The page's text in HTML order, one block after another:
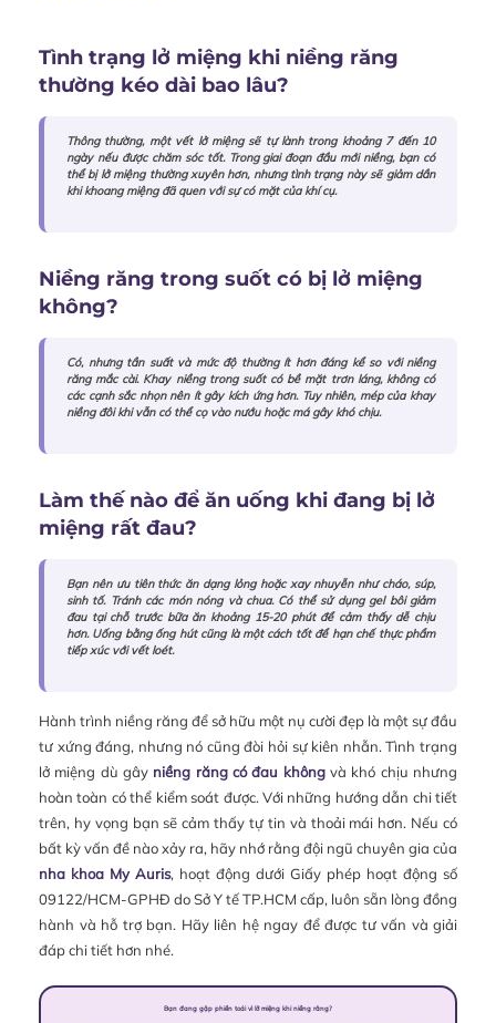
Tình trạng lở miệng khi niềng răng
thường kéo dài bao lâu?
Thông thường, một vết lở miệng sẽ tự lành trong khoảng 7 đến 10
ngày nếu được chăm sóc tốt. Trong giai đoạn đầu mới niềng, bạn có
thể bị lở miệng thường xuyên hơn, nhưng tình trạng này sẽ giảm dần
khi khoang miệng đã quen với sự có mặt của khí cụ.
Niềng răng trong suốt có bị lở miệng
không?
Có, nhưng tần suất và mức độ thường ít hơn đáng kể so với niềng
răng mắc cài. Khay niềng trong suốt có bề mặt trơn láng, không có
các cạnh sắc nhọn nên ít gây kích ứng hơn. Tuy nhiên, mép của khay
niềng đôi khi vẫn có thể cọ vào nướu hoặc má gây khó chịu.
Làm thế nào để ăn uống khi đang bị lở
miệng rất đau?
Bạn nên ưu tiên thức ăn dạng lỏng hoặc xay nhuyễn như cháo, súp,
sinh tố. Tránh các món nóng và chua. Có thể sử dụng gel bôi giảm
đau tại chỗ trước bữa ăn khoảng 15-20 phút để cảm thấy dễ chịu
hơn. Uống bằng ống hút cũng là một cách tốt để hạn chế thực phẩm
tiếp xúc với vết loét.
Hành trình niềng răng để sở hữu một nụ cười đẹp là một sự đầu
tư xứng đáng, nhưng nó cũng đòi hỏi sự kiên nhẫn. Tình trạng
lở miệng dù gây niềng răng có đau khôngvà khó chịu nhưng
hoàn toàn có thể kiểm soát được. Với những hướng dẫn chi tiết
trên, hy vọng bạn sẽ cảm thấy tự tin và thoải mái hơn. Nếu có
bất kỳ vấn đề nào xảy ra, hãy nhớ rằng đội ngũ chuyên gia của
nha khoa My Auris, hoạt động dưới Giấy phép hoạt động số
09122/HCM-GPHĐ do Sở Y tế TP.HCM cấp, luôn sẵn lòng đồng
hành và hỗ trợ bạn. Hãy liên hệ ngay để được tư vấn và giải
đáp chi tiết hơn nhé.
Bạn đang gặp phiền toái vì lở miệng khi niềng răng?